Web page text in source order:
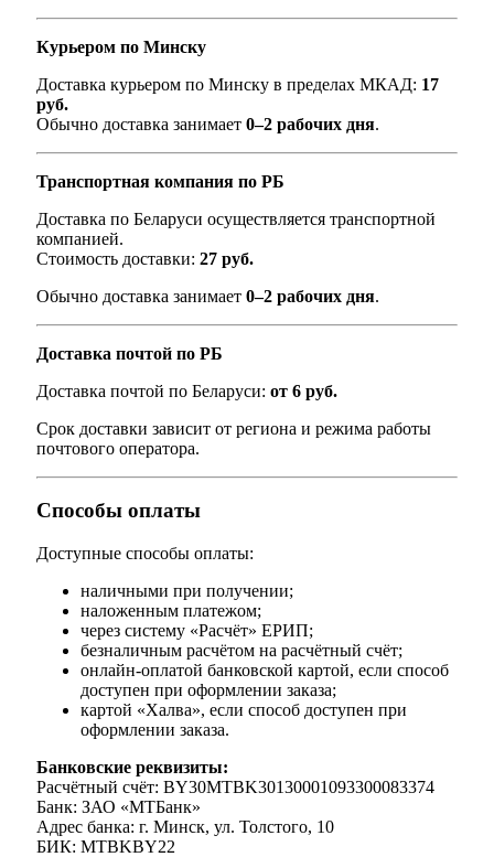
Курьером по Минску
Доставка курьером по Минску в пределах МКАД: 17
руб.
Обычно доставка занимает 0–2 рабочих дня.
Транспортная компания по РБ
Доставка по Беларуси осуществляется транспортной
компанией.
Стоимость доставки: 27 руб.
Обычно доставка занимает 0–2 рабочих дня.
Доставка почтой по РБ
Доставка почтой по Беларуси: от 6 руб.
Срок доставки зависит от региона и режима работы
почтового оператора.
Способы оплаты
Доступные способы оплаты:
наличными при получении;
наложенным платежом;
через систему «Расчёт» ЕРИП;
безналичным расчётом на расчётный счёт;
онлайн-оплатой банковской картой, если способ
доступен при оформлении заказа;
картой «Халва», если способ доступен при
оформлении заказа.
Банковские реквизиты:
Расчётный счёт: BY30MTBK30130001093300083374
Банк: ЗАО «МТБанк»
Адрес банка: г. Минск, ул. Толстого, 10
БИК: MTBKBY22